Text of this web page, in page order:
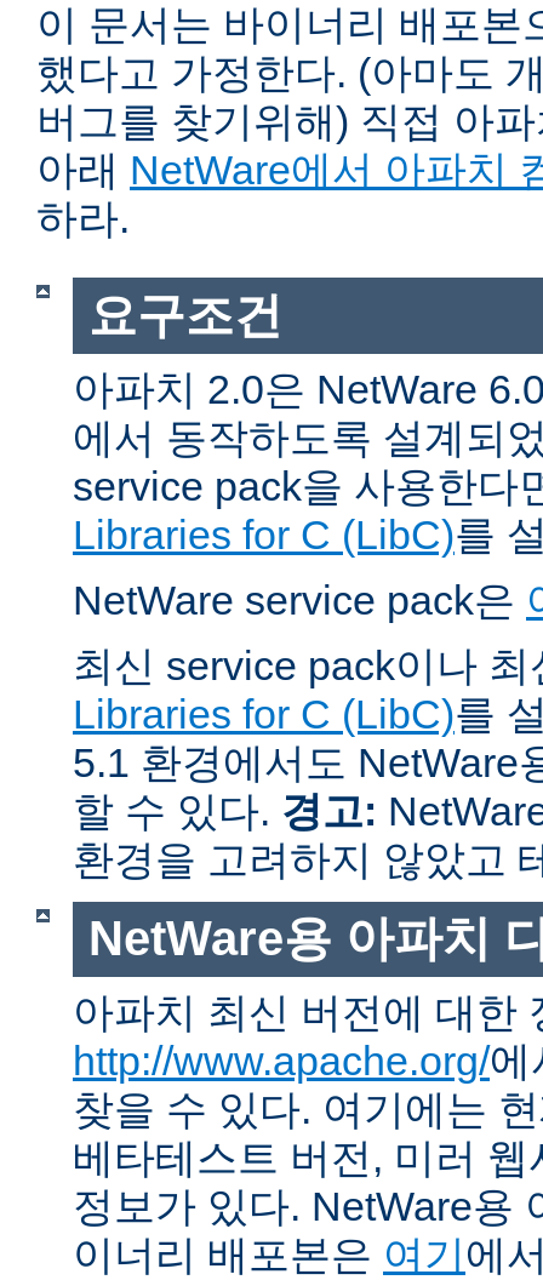
이 문서는 바이너리 배포본
했다고 가정한다. (아마도
버그를 찾기위해) 직접 아
아래 NetWare에서 아파치
하라.
요구조건
아파치 2.0은 NetWare
에서 동작하도록 설계되
service pack을 사용한다
Libraries for C (LibC)를
NetWare service pack은
최신 service pack이나
Libraries for C (LibC)를
5.1 환경에서도 NetWare
할 수 있다. 경고:
환경을 고려하지 않았고
NetWare용 아파치
아파치 최신 버전에 대한
http://www.apache.org/에
찾을 수 있다. 여기에는
베타테스트 버전, 미러
정보가 있다. NetWare용
이너리 배포본은 여기에